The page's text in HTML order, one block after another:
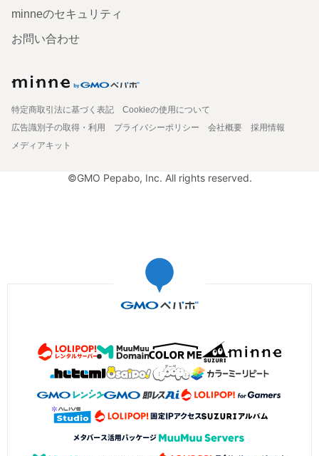
minneのセキュリティ
お問い合わせ
特定商取引法に基づく表記
Cookieの使用について
広告識別子の取得・利用
プライバシーポリシー 会社概要
採用情報
メディアキット
©GMO Pepabo, Inc. All rights reserved.